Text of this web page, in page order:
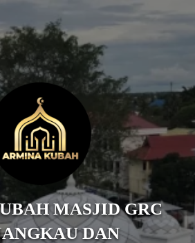
MASJID GRC
DAN